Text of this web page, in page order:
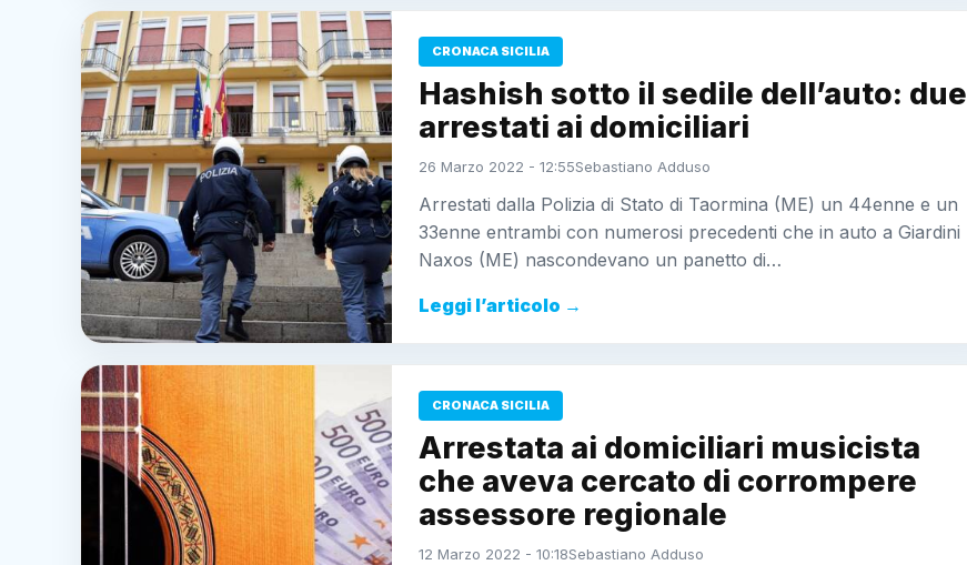
CRONACA SICILIA
Hashish sotto il sedile dell’auto: due
arrestati ai domiciliari
26 Marzo 2022 - 12:55Sebastiano Adduso
Arrestati dalla Polizia di Stato di Taormina (ME) un 44enne e un
33enne entrambi con numerosi precedenti che in auto a Giardini
Naxos (ME) nascondevano un panetto di…
Leggi l’articolo →
CRONACA SICILIA
Arrestata ai domiciliari musicista
che aveva cercato di corrompere
assessore regionale
12 Marzo 2022 - 10:18Sebastiano Adduso